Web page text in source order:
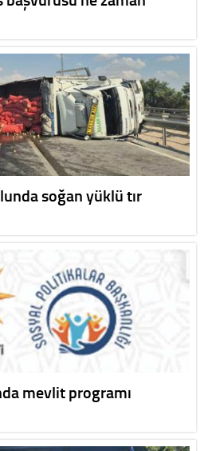
soğan yüklü tır
mevlit programı